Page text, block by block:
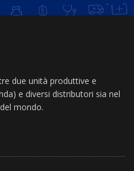
due unità produttive e
e diversi distributori sia nel
mondo.